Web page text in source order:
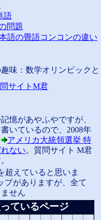
憶があやふやですが、
いているので、2008年
アメリカ大統領選挙 特
ない。質問サイト M君
超えていると思いま
プがありますが、全て
せん
ているページ
語
問題
語の畳語コンコンの違い
味：数学オリンピックと
サイトM君